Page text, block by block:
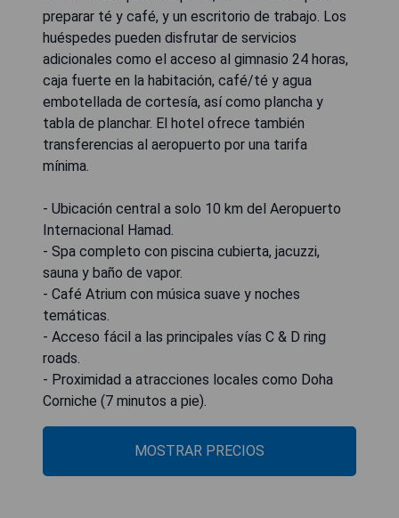
preparar té y café, y un escritorio de trabajo. Los
huéspedes pueden disfrutar de servicios
adicionales como el acceso al gimnasio 24 horas,
caja fuerte en la habitación, café/té y agua
embotellada de cortesía, así como plancha y
tabla de planchar. El hotel ofrece también
transferencias al aeropuerto por una tarifa
mínima.
- Ubicación central a solo 10 km del Aeropuerto
Internacional Hamad.
- Spa completo con piscina cubierta, jacuzzi,
sauna y baño de vapor.
- Café Atrium con música suave y noches
temáticas.
- Acceso fácil a las principales vías C & D ring
roads.
- Proximidad a atracciones locales como Doha
Corniche (7 minutos a pie).
MOSTRAR PRECIOS